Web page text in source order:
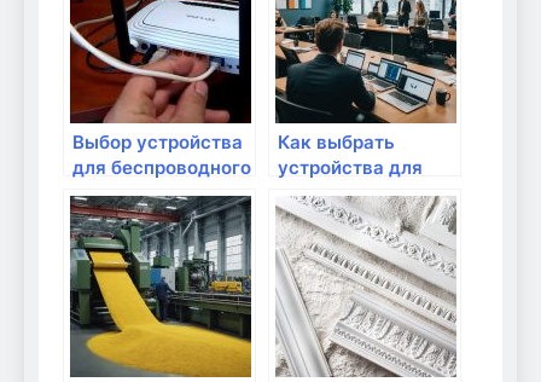
Выбор устройства
для беспроводного
вывода
изображения
Как выбрать
устройства для
умножения
скорости
интернета